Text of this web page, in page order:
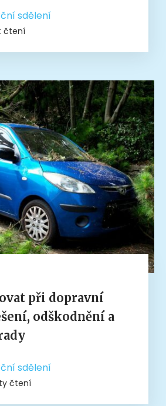
sdělení
čtení
při dopravní
odškodnění a
sdělení
čtení